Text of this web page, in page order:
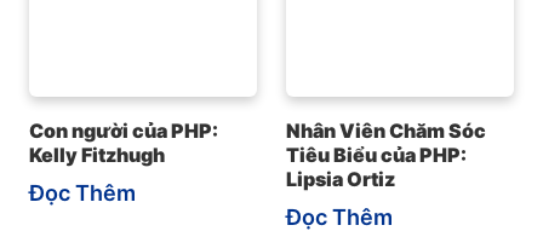
Con người của PHP:
Kelly Fitzhugh
Đọc Thêm
Nhân Viên Chăm Sóc
Tiêu Biểu của PHP:
Lipsia Ortiz
Đọc Thêm